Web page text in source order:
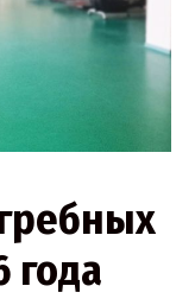
года